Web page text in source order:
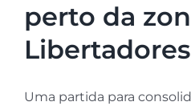
perto da
Libertadores
Uma partida para